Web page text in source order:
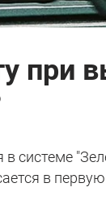
при
системе
в